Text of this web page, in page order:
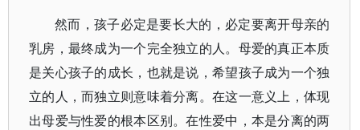
然而，孩子必定是要长大的，必定要离开母亲的
乳房，最终成为一个完全独立的人。母爱的真正本质
是关心孩子的成长，也就是说，希望孩子成为一个独
立的人，而独立则意味着分离。在这一意义上，体现
出母爱与性爱的根本区别。在性爱中，本是分离的两